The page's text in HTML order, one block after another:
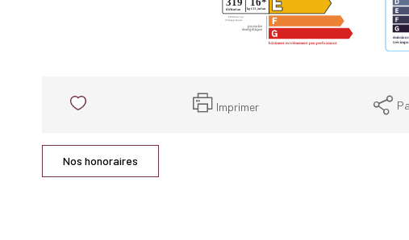
Imprimer
Nos honoraires